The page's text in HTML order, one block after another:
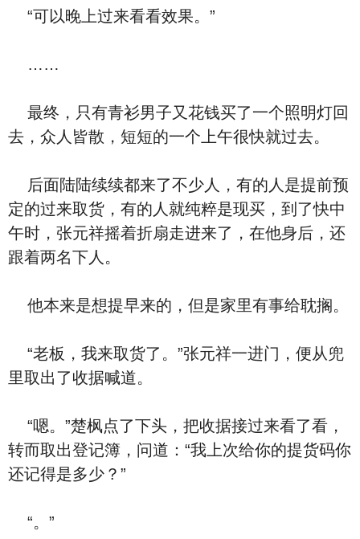
“可以晚上过来看看效果。”
……
最终，只有青衫男子又花钱买了一个照明灯回
去，众人皆散，短短的一个上午很快就过去。
后面陆陆续续都来了不少人，有的人是提前预
定的过来取货，有的人就纯粹是现买，到了快中
午时，张元祥摇着折扇走进来了，在他身后，还
跟着两名下人。
他本来是想提早来的，但是家里有事给耽搁。
“老板，我来取货了。”张元祥一进门，便从兜
里取出了收据喊道。
“嗯。”楚枫点了下头，把收据接过来看了看，
转而取出登记簿，问道：“我上次给你的提货码你
还记得是多少？”
“。”